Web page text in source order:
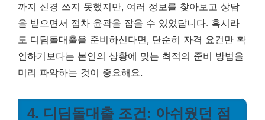
까지 신경 쓰지 못했지만, 여러 정보를 찾아보고 상담
을 받으면서 점차 윤곽을 잡을 수 있었답니다. 혹시라
도 디딤돌대출을 준비하신다면, 단순히 자격 요건만 확
인하기보다는 본인의 상황에 맞는 최적의 준비 방법을
미리 파악하는 것이 중요해요.
4. 디딤돌대출 조건: 아쉬웠던 점